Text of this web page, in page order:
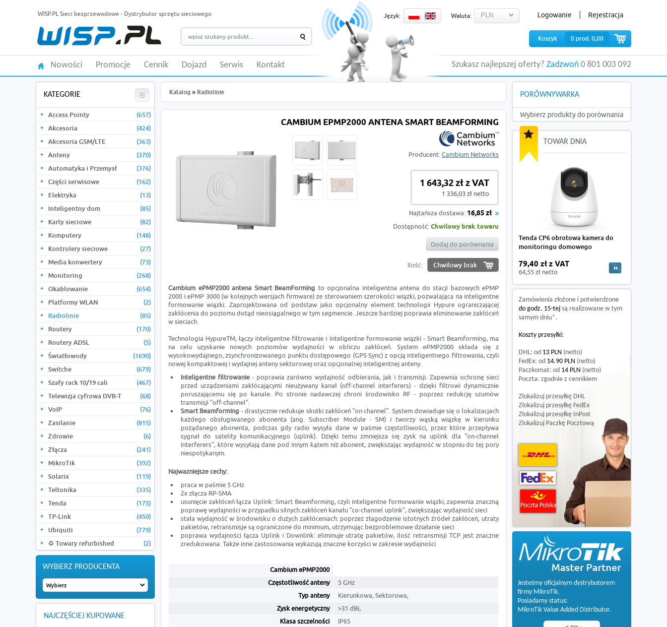
WISP.PL Sieci bezprzewodowe - Dystrybutor sprzętu sieciowego Język: Waluta: Logowanie Rejestracja
Koszyk 0 prod. 0,00
Szukasz najlepszej oferty? Zadzwoń 0 801 003 092
Nowości Promocje Cennik Dojazd Serwis Kontakt
KATEGORIE
Access Pointy
(657)
Akcesoria
(424)
Akcesoria GSM/LTE
(363)
Anteny
(370)
Automatyka i Przemysł
(376)
Części serwisowe
(162)
Elektryka
(13)
Inteligentny dom
(85)
Karty sieciowe
(82)
Komputery
(148)
Kontrolery sieciowe
(27)
Media konwertery
(73)
Monitoring
(268)
Okablowanie
(654)
Platformy WLAN
(2)
Radiolinie
(85)
Routery
(170)
Routery ADSL
(5)
Światłowody
(1690)
Switche
(679)
Szafy rack 10/19 cali
(467)
Telewizja cyfrowa DVB-T
(68)
VoIP
(76)
Zasilanie
(815)
Zdrowie
(6)
Złącza
(241)
MikroTik
(392)
Solarix
(119)
Teltonika
(335)
Tenda
(175)
TP-Link
(450)
Ubiquiti
(779)
♻️ Towary refurbished
(2)
WYBIERZ PRODUCENTA
NAJCZĘŚCIEJ KUPOWANE
Katalog » Radiolinie
CAMBIUM EPMP2000 ANTENA SMART BEAMFORMING
Producent:Cambium Networks
1 643,32 zł z VAT
1 336,03 zł netto
Najtańsza dostawa: 16,85 zł
Dostępność:Chwilowy brak towaru
Dodaj do porównania
Ilość:
Cambium ePMP2000 antena Smart BeamForming to opcjonalna inteligentna antena do stacji bazowych ePMP
2000 i ePMP 3000 (w kolejnych wersjach firmware) ze sterowaniem szerokości wiązki, pozwalająca na inteligentne
formowanie wiązki. Zaprojektowana od podstaw jako opcjonalny element technologii Hypure ograniczającej
zakłócenia do poziomu dotąd nieosiągalnego w tym segmencie. Jeszcze bardziej poprawia eliminowanie zakłóceń
w sieciach.
Technologia HypureTM, łączy inteligentne filtrowanie i inteligentne formowanie wiązki - Smart Beamforming, ma
na celu uzyskanie nowych poziomów wydajności w obliczu zakłóceń. System ePMP2000 składa się z
wysokowydajnego, zsynchronizowanego punktu dostępowego (GPS Sync) z opcją inteligentnego filtrowania, czyli
nowej kompaktowej i wydajnej anteny sektorowej oraz opcjonalnej inteligentnej anteny.
Inteligentne filtrowanie - poprawia zarówno wydajność odbierania, jak i transmisji. Zapewnia ochronę sieci
przed urządzeniami zakłócającymi nieużywany kanał (off-channel interferers) - dzięki filtrowi dynamicznie
poruszającemu się po kanale. Po stronie nadawczej chroni środowisko RF - poprzez redukcję szumów
transmisji "off-channel".
Smart Beamforming - drastycznie redukuje skutki zakłóceń "on channel". System dowiaduje się o lokalizacjach
każdego obsługiwanego abonenta (ang. Subscriber Module - SM) i tworzy wąską wiązkę w kierunku
pożądanego abonenta, podczas gdy radio wysyła dane w paśmie częstotliwości, przez które przepływa
sygnał do satelity komunikacyjnego (uplink). Dzięki temu zmniejsza się zysk na uplink dla "on-channel
interferers", które wysyłają dane pod innym kątem niż abonent, zwiększając wydajność w stopniu do tej pory
niespotykanym.
Najwazniejsze cechy:
praca w paśmie 5 GHz
2x złącza RP-SMA
usunięcie zakłóceń łącza Uplink: Smart Beamforming, czyli inteligentne formowanie wiązki, zapewnia znaczną
poprawę wydajności w przypadku silnych zakłóceń kanału "co-channel uplink", zwiększając wydajność sieci
stała wydajność w środowisku o dużych zakłóceniach: poprzez złagodzenie istotnych źródeł zakłóceń, utraty
pakietów, retransmisje są ograniczone do minimum, utrzymując bezproblemowe działanie sieci
poprawa wydajności łącza Uplink i Downlink: eliminuje utratę pakietów, ilość retransmisji TCP jest znaczne
zredukowana. Także inne zastosowania wykazują znaczne korzyści w zakresie wydajności
Cambium ePMP2000
Częstotliwość anteny
5 GHz
Typ anteny
Kierunkowa, Sektorowa,
Zysk energetyczny
>31 dBi,
Klasa szczelności
IP65
PORÓWNYWARKA
Wybierz produkty do porównania
TOWAR DNIA
Tenda CP6 obrotowa kamera do
monitoringu domowego
79,40 zł z VAT
64,55 zł netto
Zamówienia złożone i potwierdzone
do godz. 15-tej są realizowane w tym
samym dniu*.
Koszty przesyłki:
DHL: od 13 PLN (netto)
FedEx: od 14.90 PLN (netto)
Paczkomat: od 14 PLN (netto)
Poczta: zgodnie z cennikiem
Zlokalizuj przesyłkę DHL
Zlokalizuj przesyłkę FedEx
Zlokalizuj przesyłkę InPost
Zlokalizuj Paczkę Pocztową
Jesteśmy oficjalnym dystrybutorem
firmy MikroTik.
Posiadamy status:
MikroTik Value Added Distributor.